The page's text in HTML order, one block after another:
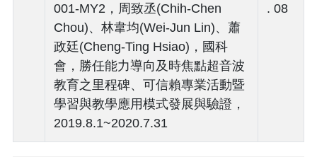
001-MY2，周致丞(Chih-Chen
Chou)、林韋均(Wei-Jun Lin)、蕭
政廷(Cheng-Ting Hsiao)，國科
會，勝任能力導向及時焦點超音波
教育之里程碑、可信賴專業活動暨
學習與教學應用模式發展與驗證，
2019.8.1~2020.7.31
. 08